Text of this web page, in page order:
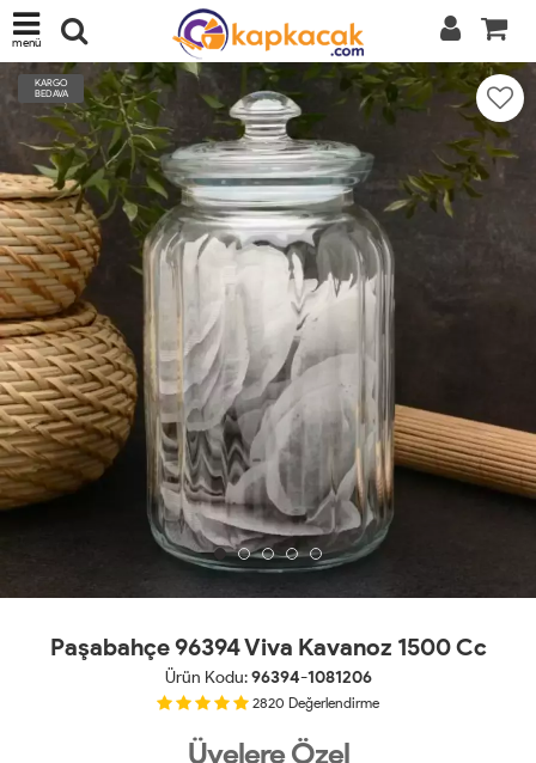
menü
KARGO
BEDAVA
Paşabahçe 96394 Viva Kavanoz 1500 Cc
Ürün Kodu:96394-1081206
2820 Değerlendirme
Üyelere Özel